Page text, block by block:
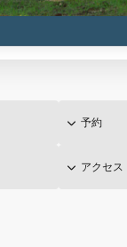
予約
アクセス